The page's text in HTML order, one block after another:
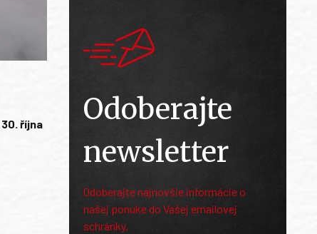
října
Odoberajte
newsletter
Odoberajte najnovšie informácie o
našej ponuke do Vašej emailovej
schránky.